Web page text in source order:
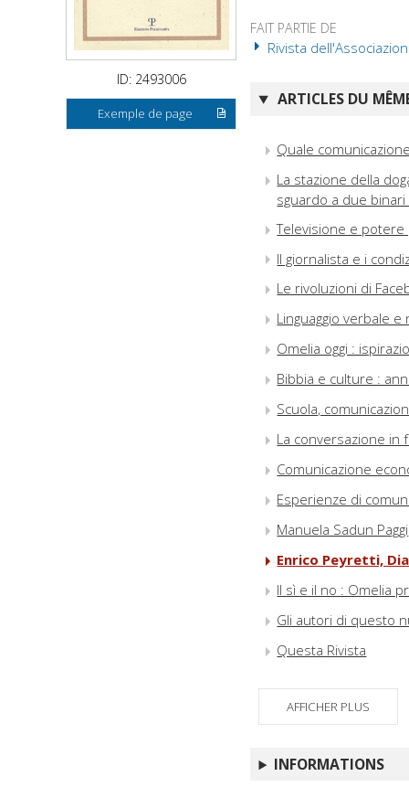
ID: 2493006
Exemple de page
FAIT PARTIE DE
Rivista
ARTICLES DU
Quale
La stazione della
sguardo a due
Televisione e potere
Il giornalista e i
Le rivoluzioni di
Linguaggio verbale
Omelia oggi :
Bibbia e culture :
Scuola,
La conversazione in
Comunicazione
Esperienze di
Manuela Sadun
Enrico Peyretti,
Il sì e il no : Omelia
Gli autori di questo
Questa Rivista
AFFICHER PLUS
INFORMATIONS